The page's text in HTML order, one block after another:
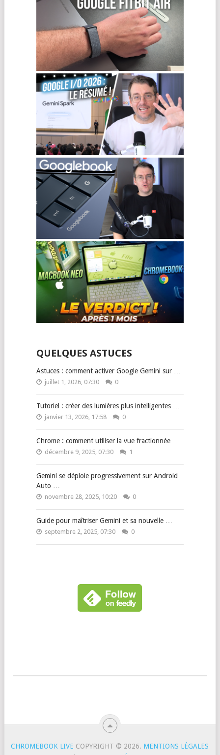
QUELQUES ASTUCES
Astuces : comment activer Google Gemini sur …
juillet 1, 2026, 07:30 0
Tutoriel : créer des lumières plus intelligentes …
janvier 13, 2026, 17:58 0
Chrome : comment utiliser la vue fractionnée …
décembre 9, 2025, 07:30 1
Gemini se déploie progressivement sur Android
Auto …
novembre 28, 2025, 10:20 0
Guide pour maîtriser Gemini et sa nouvelle …
septembre 2, 2025, 07:30 0
CHROMEBOOK LIVE COPYRIGHT © 2026. MENTIONS LÉGALES